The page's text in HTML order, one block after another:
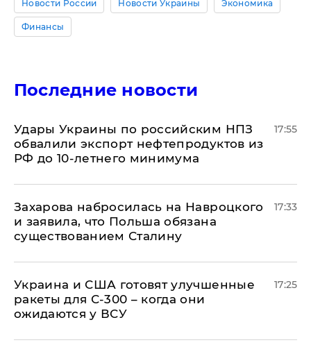
Новости России Новости Украины Экономика
Финансы
Последние новости
Удары Украины по российским НПЗ
обвалили экспорт нефтепродуктов из
РФ до 10-летнего минимума
17:55
​Захарова набросилась на Навроцкого
и заявила, что Польша обязана
существованием Сталину
17:33
Украина и США готовят улучшенные
ракеты для С-300 – когда они
ожидаются у ВСУ
17:25